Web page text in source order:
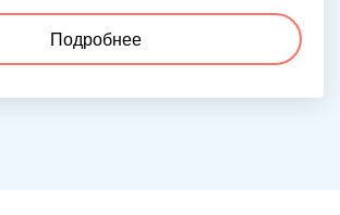
Подробнее